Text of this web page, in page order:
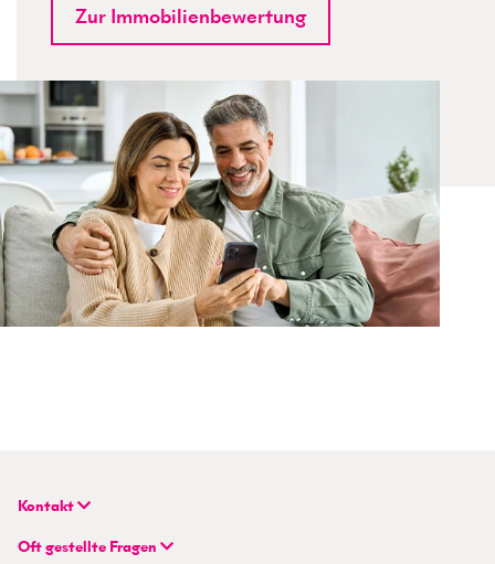
Zur Immobilienbewertung
Kontakt
BETTERHOMES Real GmbH
Oft gestellte Fragen